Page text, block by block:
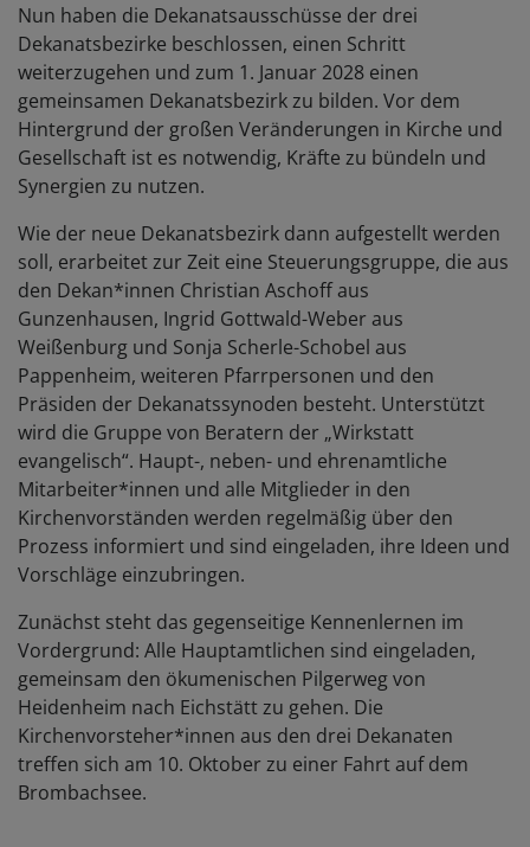
Nun haben die Dekanatsausschüsse der drei
Dekanatsbezirke beschlossen, einen Schritt
weiterzugehen und zum 1. Januar 2028 einen
gemeinsamen Dekanatsbezirk zu bilden. Vor dem
Hintergrund der großen Veränderungen in Kirche und
Gesellschaft ist es notwendig, Kräfte zu bündeln und
Synergien zu nutzen.
Wie der neue Dekanatsbezirk dann aufgestellt werden
soll, erarbeitet zur Zeit eine Steuerungsgruppe, die aus
den Dekan*innen Christian Aschoff aus
Gunzenhausen, Ingrid Gottwald-Weber aus
Weißenburg und Sonja Scherle-Schobel aus
Pappenheim, weiteren Pfarrpersonen und den
Präsiden der Dekanatssynoden besteht. Unterstützt
wird die Gruppe von Beratern der „Wirkstatt
evangelisch“. Haupt-, neben- und ehrenamtliche
Mitarbeiter*innen und alle Mitglieder in den
Kirchenvorständen werden regelmäßig über den
Prozess informiert und sind eingeladen, ihre Ideen und
Vorschläge einzubringen.
Zunächst steht das gegenseitige Kennenlernen im
Vordergrund: Alle Hauptamtlichen sind eingeladen,
gemeinsam den ökumenischen Pilgerweg von
Heidenheim nach Eichstätt zu gehen. Die
Kirchenvorsteher*innen aus den drei Dekanaten
treffen sich am 10. Oktober zu einer Fahrt auf dem
Brombachsee.